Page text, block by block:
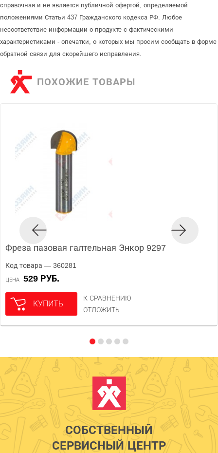
справочная и не является публичной офертой, определяемой
положениями Статьи 437 Гражданского кодекса РФ. Любое
несоответствие информации о продукте с фактическими
характеристиками - опечатки, о которых мы просим сообщать в форме
обратной связи для скорейшего исправления.
ПОХОЖИЕ ТОВАРЫ
Фреза пазовая галтельная Энкор 9297
Код товара — 360281
ЦЕНА 529 РУБ.
КУПИТЬ
К СРАВНЕНИЮ
ОТЛОЖИТЬ
СОБСТВЕННЫЙ
СЕРВИСНЫЙ ЦЕНТР